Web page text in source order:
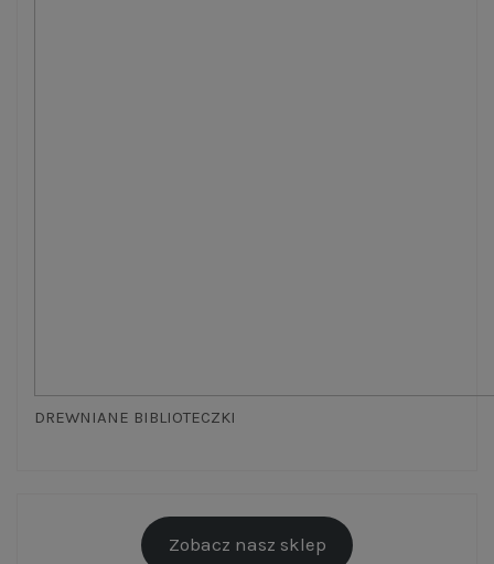
DREWNIANE BIBLIOTECZKI
Zobacz nasz sklep